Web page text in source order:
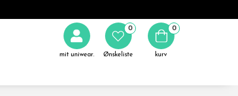
mit uniwear. Ønskeliste
0 0
kurv